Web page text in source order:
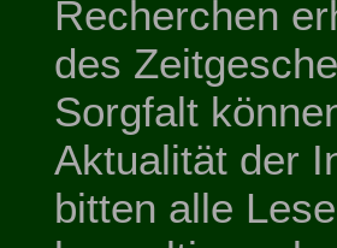
Recherchen
des
Sorgfalt
Aktualität der
bitten alle